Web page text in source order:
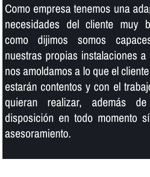
Como empresa tenemos una
necesidades del cliente muy
como dijimos somos
nuestras propias instalaciones
nos amoldamos a lo que el
estarán contentos y con el
quieran realizar, además
disposición en todo momento
asesoramiento.